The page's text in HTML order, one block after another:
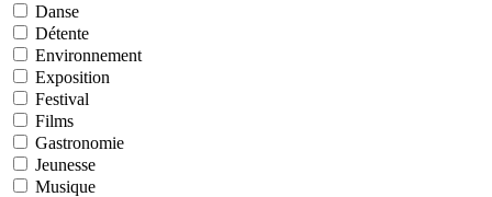
Danse
Détente
Environnement
Exposition
Festival
Films
Gastronomie
Jeunesse
Musique